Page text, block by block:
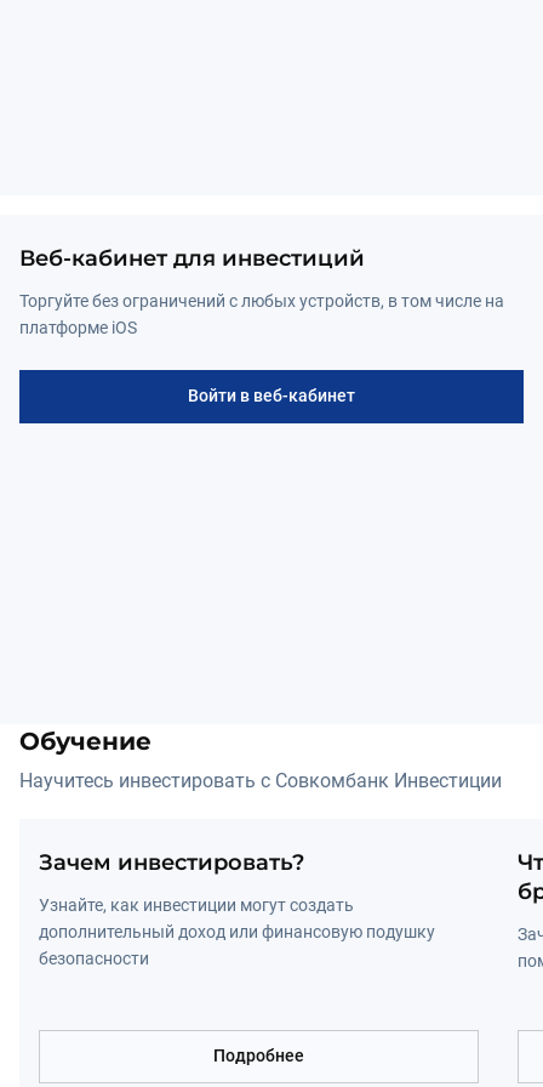
Веб-кабинет для инвестиций
Торгуйте без ограничений с любых устройств, в том числе на
платформе iOS
Войти в веб-кабинет
Обучение
Научитесь инвестировать с Совкомбанк Инвестиции
Зачем инвестировать?
Узнайте, как инвестиции могут создать
дополнительный доход или финансовую подушку
безопасности
Подробнее